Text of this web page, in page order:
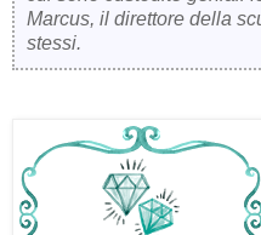
Marcus, il direttore della
stessi.